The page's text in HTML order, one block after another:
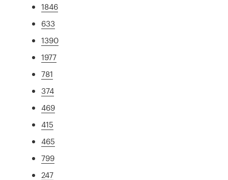
1846
633
1390
1977
781
374
469
415
465
799
247